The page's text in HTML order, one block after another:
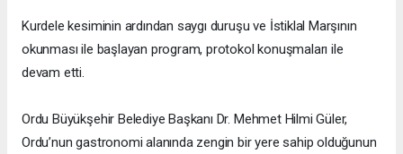
Kurdele kesiminin ardından saygı duruşu ve İstiklal Marşının
okunması ile başlayan program, protokol konuşmaları ile
devam etti.
Ordu Büyükşehir Belediye Başkanı Dr. Mehmet Hilmi Güler,
Ordu’nun gastronomi alanında zengin bir yere sahip olduğunun